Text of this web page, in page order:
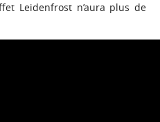
Leidenfrost n’aura plus de